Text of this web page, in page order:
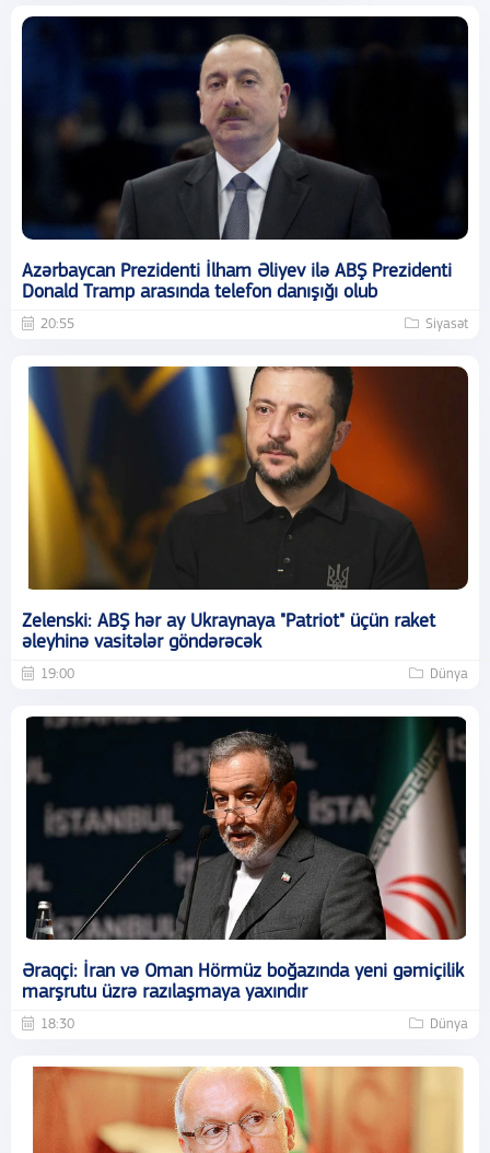
Azərbaycan Prezidenti İlham Əliyev ilə ABŞ Prezidenti
Donald Tramp arasında telefon danışığı olub
20:55 Siyasət
Zelenski: ABŞ hər ay Ukraynaya "Patriot" üçün raket
əleyhinə vasitələr göndərəcək
19:00 Dünya
Əraqçi: İran və Oman Hörmüz boğazında yeni gəmiçilik
marşrutu üzrə razılaşmaya yaxındır
18:30 Dünya